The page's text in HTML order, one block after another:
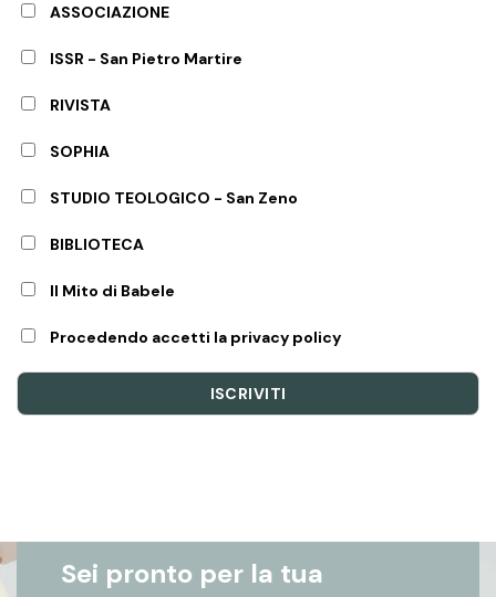
ASSOCIAZIONE
ISSR - San Pietro Martire
RIVISTA
SOPHIA
STUDIO TEOLOGICO - San Zeno
BIBLIOTECA
Il Mito di Babele
Procedendo accetti la privacy policy
Sei pronto per la tua